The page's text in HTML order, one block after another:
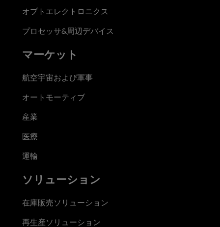
オプトエレクトロニクス
プロセッサ&周辺デバイス
マーケット
航空宇宙および軍事
オートモーティブ
産業
医療
運輸
ソリューション
在庫販売ソリューション
再生産ソリューション